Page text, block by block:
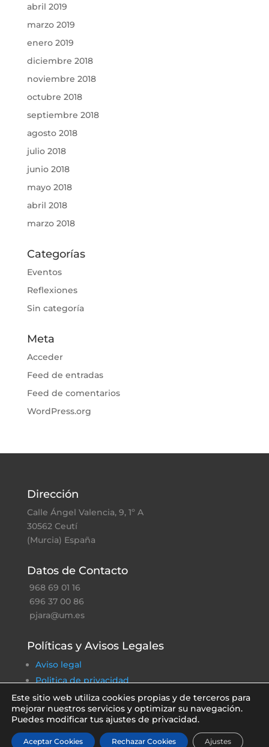
abril 2019
marzo 2019
enero 2019
diciembre 2018
noviembre 2018
octubre 2018
septiembre 2018
agosto 2018
julio 2018
junio 2018
mayo 2018
abril 2018
marzo 2018
Categorías
Eventos
Reflexiones
Sin categoría
Meta
Acceder
Feed de entradas
Feed de comentarios
WordPress.org
Dirección
Calle Ángel Valencia, 9, 1º A
30562 Ceutí
(Murcia) España
Datos de Contacto
968 69 01 16
696 37 00 86
pjara@um.es
Políticas y Avisos Legales
Aviso legal
Politica de privacidad
Política de cookies
Política ambiental
Este sitio web utiliza cookies propias y de terceros para
mejorar nuestros servicios y optimizar su navegación.
Puedes modificar tus ajustes de privacidad.
Aceptar Cookies Rechazar Cookies Ajustes